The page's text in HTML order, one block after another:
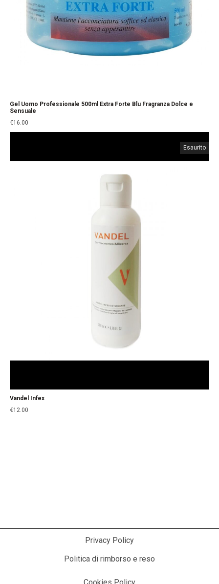
Gel Uomo Professionale 500ml Extra Forte Blu Fragranza Dolce e
Sensuale
€16.00
Esaurito
Vandel Infex
€12.00
Privacy Policy
Politica di rimborso e reso